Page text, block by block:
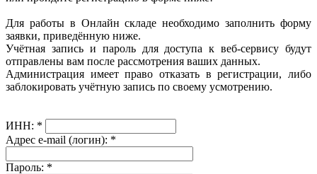
Для работы в Онлайн складе необходимо заполнить форму
заявки, приведённую ниже.
Учётная запись и пароль для доступа к веб-сервису будут
отправлены вам после рассмотрения ваших данных.
Администрация имеет право отказать в регистрации, либо
заблокировать учётную запись по своему усмотрению.
ИНН: *
Адрес e-mail (логин): *
Пароль: *